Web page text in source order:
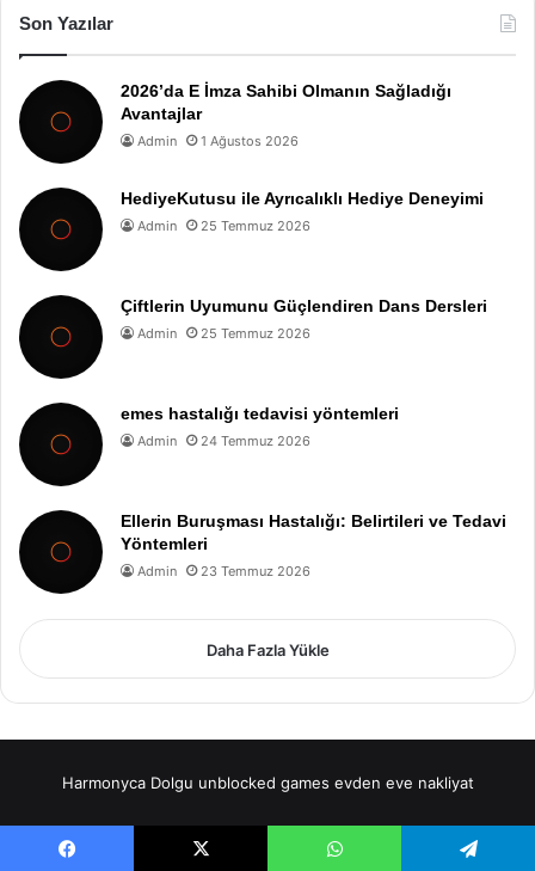
Son Yazılar
2026’da E İmza Sahibi Olmanın Sağladığı
Avantajlar
Admin 1 Ağustos 2026
HediyeKutusu ile Ayrıcalıklı Hediye Deneyimi
Admin 25 Temmuz 2026
Çiftlerin Uyumunu Güçlendiren Dans Dersleri
Admin 25 Temmuz 2026
emes hastalığı tedavisi yöntemleri
Admin 24 Temmuz 2026
Ellerin Buruşması Hastalığı: Belirtileri ve Tedavi
Yöntemleri
Admin 23 Temmuz 2026
Daha Fazla Yükle
Harmonyca Dolgu unblocked games evden eve nakliyat